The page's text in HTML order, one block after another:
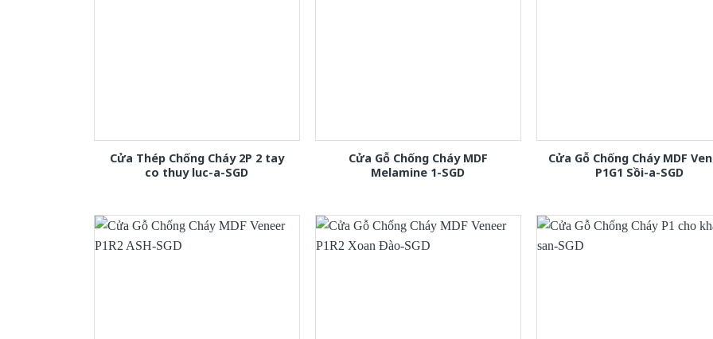
Cửa Thép Chống Cháy 2P 2 tay
co thuy luc-a-SGD
Cửa Gỗ Chống Cháy MDF
Melamine 1-SGD
Cửa Gỗ Chống Cháy MDF
P1G1 Sồi-a-SGD